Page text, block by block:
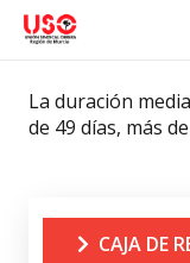
La duración
de 49 días, más
CAJA DE